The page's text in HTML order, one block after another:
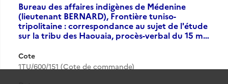
Bureau des affaires indigènes de Médenine
(lieutenant BERNARD), Frontière tuniso-
tripolitaine : correspondance au sujet de l'étude
sur la tribu des Haouaia, procès-verbal du 15 m…
Cote
1TU/600/151 (Cote de commande)